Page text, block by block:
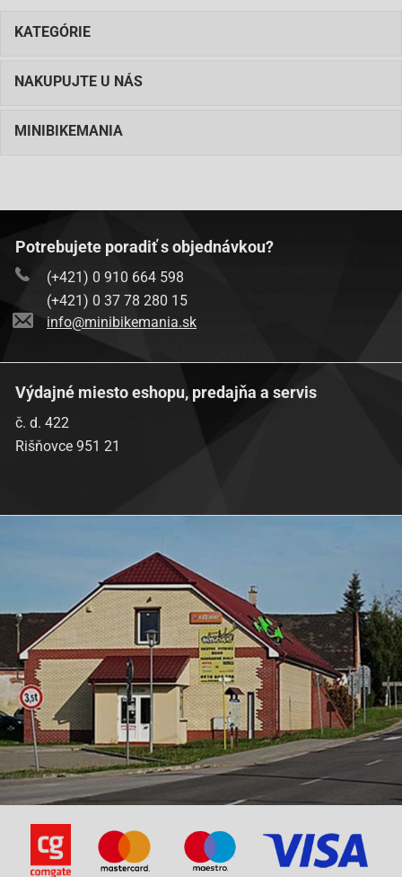
KATEGÓRIE
NAKUPUJTE U NÁS
MINIBIKEMANIA
Potrebujete poradiť s objednávkou?
(+421) 0 910 664 598
(+421) 0 37 78 280 15
info@minibikemania.sk
Výdajné miesto eshopu, predajňa a servis
č. d. 422
Rišňovce 951 21